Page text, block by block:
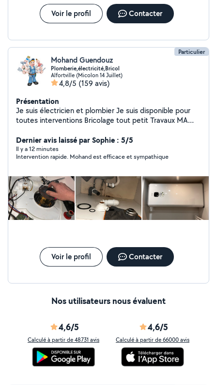
Voir le profil Contacter
Particulier
Mohand Guendouz
Plomberie,électricité,Bricol
Alfortville (Micolon 14 Juillet)
4,8/5 (159 avis)
Présentation
Je suis électricien et plombier Je suis disponible pour
toutes interventions Bricolage tout petit Travaux MA
8h jusqu'à 15h * LUNDI 8h jusqu'à 20h * MARDI 8h
jusqu'à 20h * MERCREDI 8h jusqu'à 20h * JEUDI 8h
jusqu'à 20h * VENDREDI 8h jusqu'à 20h
Dernier avis laissé par Sophie : 5/5
Il y a 12 minutes
Intervention rapide. Mohand est efficace et sympathique
Voir le profil Contacter
Nos utilisateurs nous évaluent
4,6/5
Calculé à partir de 48731 avis
4,6/5
Calculé à partir de 66000 avis